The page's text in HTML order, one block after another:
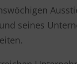
seines